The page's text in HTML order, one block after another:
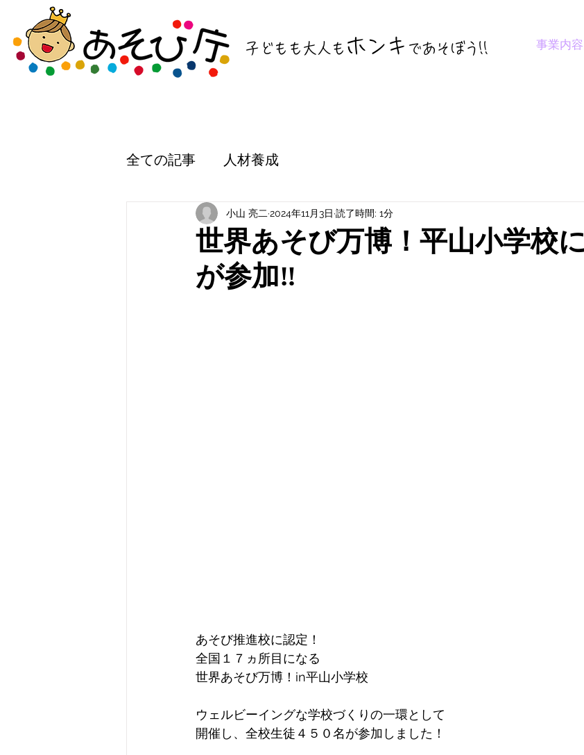
子どもも大人も ホンキ であそぼう !! 事業内容
全ての記事 人材養成
世界あそび万博！平山小学校
が参加‼
小山 亮二 2024年11月3日 読了時間: 1分
あそび推進校に認定！
全国１７ヵ所目になる
世界あそび万博！in平山小学校
ウェルビーイングな学校づくりの一環として
開催し、全校生徒４５０名が参加しました！